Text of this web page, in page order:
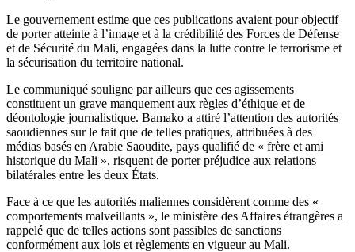
Le gouvernement estime que ces publications avaient pour objectif
de porter atteinte à l’image et à la crédibilité des Forces de Défense
et de Sécurité du Mali, engagées dans la lutte contre le terrorisme et
la sécurisation du territoire national.
Le communiqué souligne par ailleurs que ces agissements
constituent un grave manquement aux règles d’éthique et de
déontologie journalistique. Bamako a attiré l’attention des autorités
saoudiennes sur le fait que de telles pratiques, attribuées à des
médias basés en Arabie Saoudite, pays qualifié de « frère et ami
historique du Mali », risquent de porter préjudice aux relations
bilatérales entre les deux États.
Face à ce que les autorités maliennes considèrent comme des «
comportements malveillants », le ministère des Affaires étrangères a
rappelé que de telles actions sont passibles de sanctions
conformément aux lois et règlements en vigueur au Mali.